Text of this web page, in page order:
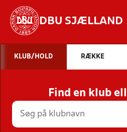
DBU SJÆLLAND
STILLINGER,
HOLD
KLUB/HOLD RÆKKE
Find en klub